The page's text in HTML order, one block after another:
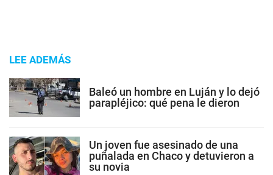
LEE ADEMÁS
Baleó un hombre en Luján y lo dejó
parapléjico: qué pena le dieron
Un joven fue asesinado de una
puñalada en Chaco y detuvieron a
su novia